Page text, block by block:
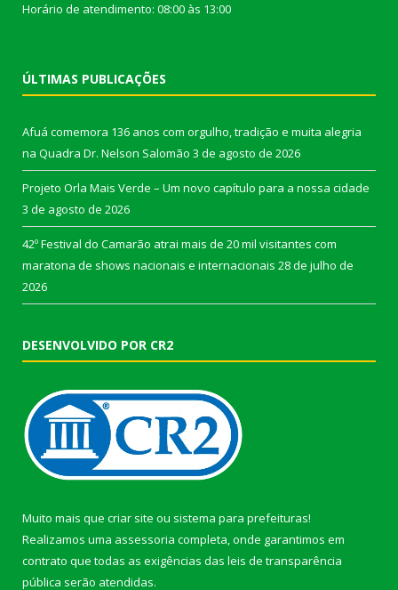
Horário de atendimento: 08:00 às 13:00
ÚLTIMAS PUBLICAÇÕES
Afuá comemora 136 anos com orgulho, tradição e muita alegria
na Quadra Dr. Nelson Salomão 3 de agosto de 2026
Projeto Orla Mais Verde – Um novo capítulo para a nossa cidade
3 de agosto de 2026
42º Festival do Camarão atrai mais de 20 mil visitantes com
maratona de shows nacionais e internacionais 28 de julho de
2026
DESENVOLVIDO POR CR2
Muito mais que criar site ou sistema para prefeituras!
Realizamos uma assessoria completa, onde garantimos em
contrato que todas as exigências das leis de transparência
pública serão atendidas.